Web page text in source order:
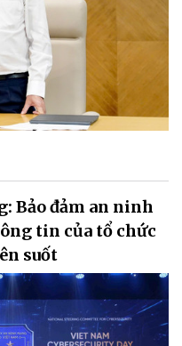
Bảo đảm an ninh
tin của tổ chức
suốt